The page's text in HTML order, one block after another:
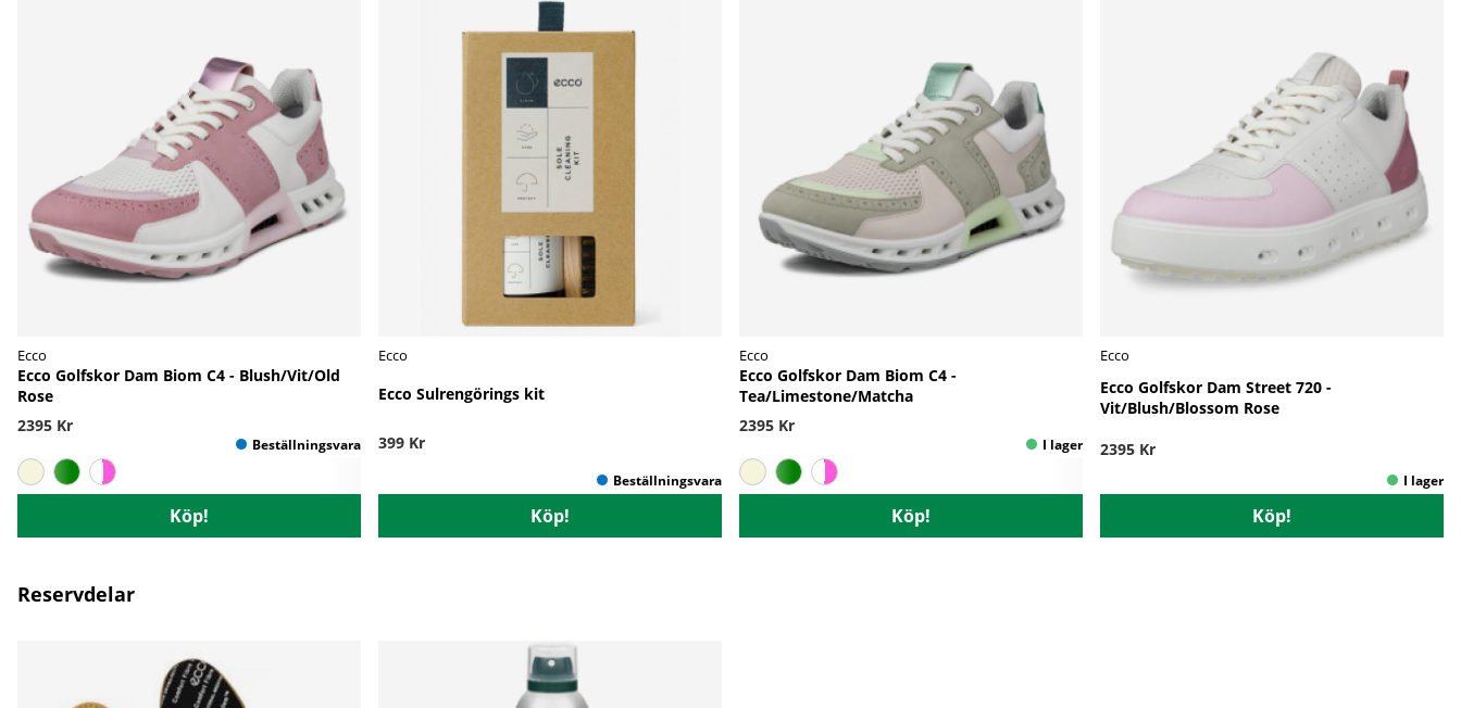
Ecco
Ecco Golfskor Dam Biom C4 - Blush/Vit/Old
Rose
2395 Kr
Köp!
Ecco
Ecco Sulrengörings kit
399 Kr
Köp!
Ecco
Ecco Golfskor Dam Biom C4 -
Tea/Limestone/Matcha
2395 Kr
Köp!
Ecco
Ecco Golfskor Dam Street 720 -
Vit/Blush/Blossom Rose
2395 Kr
Köp!
Reservdelar